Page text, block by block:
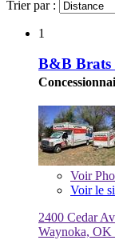
Trier par :
1
B&B Brats
Voir
Voir le
2400 Cedar
Waynoka, OK